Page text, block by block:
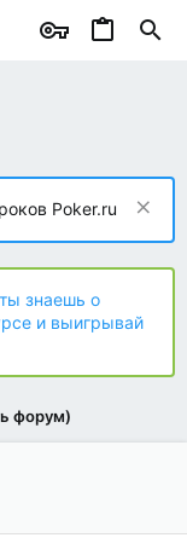
Poker.ru
знаешь о
и выигрывай
форум)